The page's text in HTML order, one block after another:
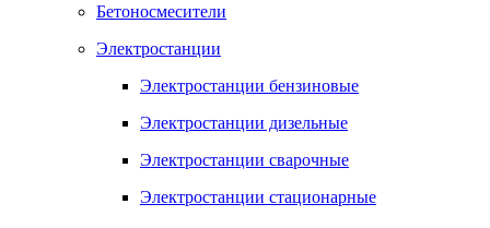
Бетоносмесители
Электростанции
Электростанции бензиновые
Электростанции дизельные
Электростанции сварочные
Электростанции стационарные